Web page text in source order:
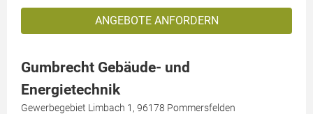
ANGEBOTE ANFORDERN
Gumbrecht Gebäude- und
Energietechnik
Gewerbegebiet Limbach 1, 96178 Pommersfelden